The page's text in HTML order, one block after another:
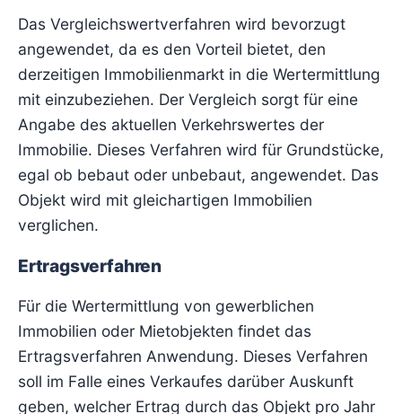
Das Vergleichswertverfahren wird bevorzugt
angewendet, da es den Vorteil bietet, den
derzeitigen Immobilienmarkt in die Wertermittlung
mit einzubeziehen. Der Vergleich sorgt für eine
Angabe des aktuellen Verkehrswertes der
Immobilie. Dieses Verfahren wird für Grundstücke,
egal ob bebaut oder unbebaut, angewendet. Das
Objekt wird mit gleichartigen Immobilien
verglichen.
Ertragsverfahren
Für die Wertermittlung von gewerblichen
Immobilien oder Mietobjekten findet das
Ertragsverfahren Anwendung. Dieses Verfahren
soll im Falle eines Verkaufes darüber Auskunft
geben, welcher Ertrag durch das Objekt pro Jahr